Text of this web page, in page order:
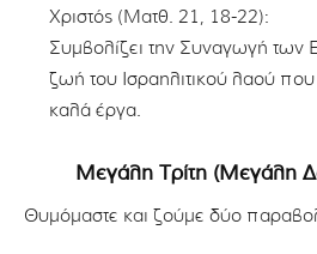
Χριστός (Ματθ. 21, 18-22):
Συμβολίζει την Συναγωγή των
ζωή του Ισραηλιτικού λαού
καλά έργα.
Μεγάλη Τρίτη (Μεγάλη
Θυμόμαστε και ζούμε δύο